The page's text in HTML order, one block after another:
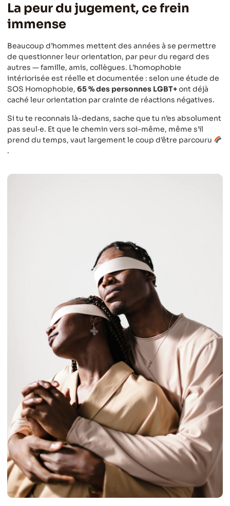
La peur du jugement, ce frein
immense
Beaucoup d’hommes mettent des années à se permettre
de questionner leur orientation, par peur du regard des
autres — famille, amis, collègues. L’homophobie
intériorisée est réelle et documentée : selon une étude de
SOS Homophobie, 65 % des personnes LGBT+ont déjà
caché leur orientation par crainte de réactions négatives.
Si tu te reconnais là-dedans, sache que tu n’es absolument
pas seul·e. Et que le chemin vers soi-même, même s’il
prend du temps, vaut largement le coup d’être parcouru
.